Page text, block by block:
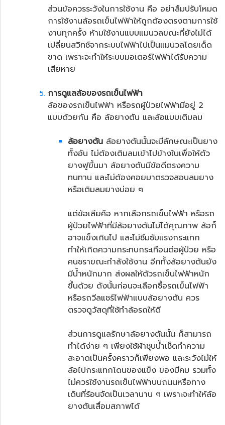
ส่วนข้อควรระวังในการใช้งาน คือ อย่าลืมปรับโหมด
การใช้งานล้อรถเข็นไฟฟ้าให้ถูกต้องตรงตามการใช้
งานทุกครั้ง ห้ามใช้งานแบบแมนวลขณะที่ยังไม่ได้
เปลี่ยนสวิทช์จากระบบไฟฟ้าไปเป็นแมนวลโดยเด็ด
ขาด เพราะจะทำให้ระบบมอเตอร์ไฟฟ้าได้รับความ
เสียหาย
การดูแลล้อของรถเข็นไฟฟ้า
ล้อของรถเข็นไฟฟ้า หรือรถผู้ป่วยไฟฟ้ามีอยู่ 2
แบบด้วยกัน คือ ล้อยางตัน และล้อแบบเติมลม
ล้อยางตัน ล้อยางตันนั้นจะมีลักษณะเป็นยาง
ทั้งอัน ไม่ต้องเติมลมเข้าไปข้างในเพื่อให้ตัว
ยางฟูขึ้นมา ล้อยางตันมีข้อดีตรงความ
ทนทาน และไม่ต้องคอยมาตรวจสอบลมยาง
หรือเติมลมยางบ่อย ๆ
แต่ข้อเสียคือ หากเลือกรถเข็นไฟฟ้า หรือรถ
ผู้ป่วยไฟฟ้าที่มีล้อยางตันไม่ได้คุณภาพ ล้อก็
อาจแข็งเกินไป และไม่ซึมซับแรงกระแทก
ทำให้เกิดความกระทบกระเทือนต่อผู้ป่วย หรือ
คนชราขณะกำลังใช้งาน อีกทั้งล้อยางตันยัง
มีน้ำหนักมาก ส่งผลให้ตัวรถเข็นไฟฟ้าหนัก
ขึ้นด้วย ดังนั้นก่อนจะเลือกซื้อรถเข็นไฟฟ้า
หรือรถวีลแชร์ไฟฟ้าแบบล้อยางตัน ควร
ตรวจดูวัสดุที่ใช้ทำล้อรถให้ดี
ส่วนการดูแลรักษาล้อยางตันนั้น ก็สามารถ
ทำได้ง่าย ๆ เพียงใช้ผ้าชุบน้ำเช็ดทำความ
สะอาดเป็นครั้งคราวก็เพียงพอ และระวังไม่ให้
ล้อไปกระแทกโดนของแข็ง ของมีคม รวมทั้ง
ไม่ควรใช้งานรถเข็นไฟฟ้าบนถนนหรือทาง
เดินที่ร้อนจัดเป็นเวลานาน ๆ เพราะจะทำให้ล้อ
ยางตันเสื่อมสภาพได้